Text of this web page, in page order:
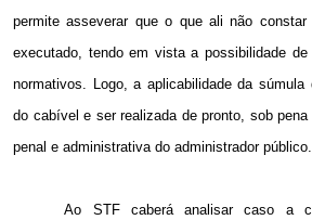
permite asseverar que o que ali não constar
executado, tendo em vista a possibilidade
normativos. Logo, a aplicabilidade da
do cabível e ser realizada de pronto, sob
penal e administrativa do administrador público.
Ao STF caberá analisar caso a